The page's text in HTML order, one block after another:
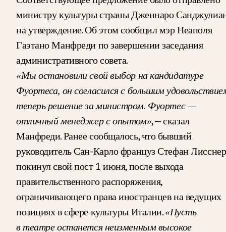
министру культуры страны Дженнаро
на утверждение. Об этом сообщил мэр Неаполя
Гаэтано Манфреди по завершении заседания
административного совета.
«Мы остановили свой выбор на кандидатуре
Фуортеса, он согласился с большим
теперь решение за министром. Фуортес —
отличный менеджер с опытом», — сказал
Манфреди. Ранее сообщалось, что бывший
руководитель Сан-Карло француз Стефан Лисснер
покинул свой пост 1 июня, после выхода
правительственного распоряжения,
ограничивающего права иностранцев на ведущих
позициях в сфере культуры Италии.«Пусть
в театре останется неизменным высокое